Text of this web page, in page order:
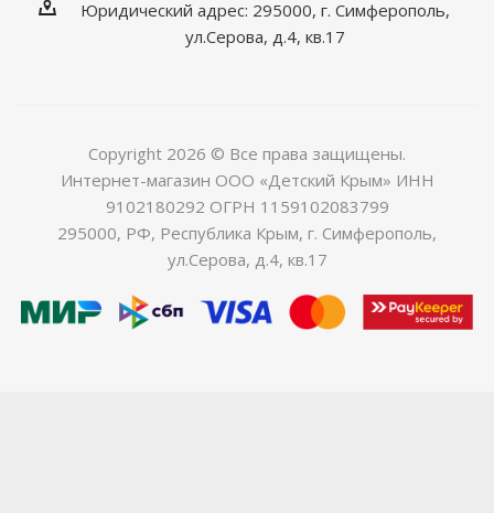
Юридический адрес: 295000, г. Симферополь,
ул.Серова, д.4, кв.17
Copyright 2026 © Все права защищены.
Интернет-магазин ООО «Детский Крым» ИНН
9102180292 ОГРН 1159102083799
295000, РФ, Республика Крым, г. Симферополь,
ул.Серова, д.4, кв.17